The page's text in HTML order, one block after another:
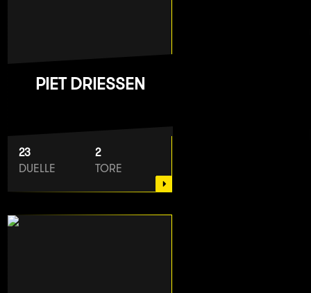
PIET DRIESSEN
23
DUELLE
2
TORE